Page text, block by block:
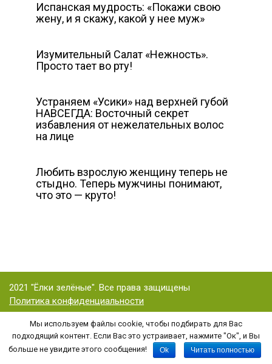
Испанская мудрость: «Покажи свою
жену, и я скажу, какой у нее муж»
Изумительный Салат «Нежность».
Просто тает во рту!
Устраняем «Усики» над верхней губой
НАВСЕГДА: Восточный секрет
избавления от нежелательных волос
на лице
Любить взрослую женщину теперь не
стыдно. Теперь мужчины понимают,
что это — круто!
2021 "Ёлки зелёные". Все права защищены
Политика конфиденциальности
Копирование статьи (или ее части) и графических материалов с этого
сайта возможно только при указании активной гиперссылки на статью
Мы используем файлы cookie, чтобы подбирать для Вас
подходящий контент. Если Вас это устраивает, нажмите "Ок", и Вы
больше не увидите этого сообщения!
Ok Читать полностью